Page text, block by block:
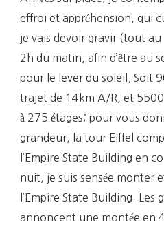
effroi et appréhension, qui
je vais devoir gravir (tout au
2h du matin, afin d’être au
pour le lever du soleil. Soit
trajet de 14km A/R, et
à 275 étages; pour vous
grandeur, la tour Eiffel
l’Empire State Building en
nuit, je suis sensée monter
l’Empire State Building. Les
annoncent une montée en